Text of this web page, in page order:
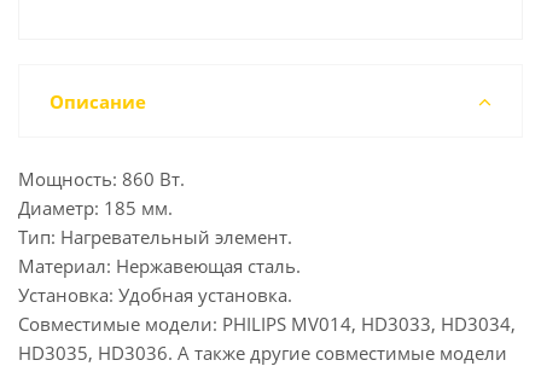
Описание
Мощность: 860 Вт.
Диаметр: 185 мм.
Тип: Нагревательный элемент.
Материал: Нержавеющая сталь.
Установка: Удобная установка.
Совместимые модели: PHILIPS MV014, HD3033, HD3034,
HD3035, HD3036. А также другие совместимые модели